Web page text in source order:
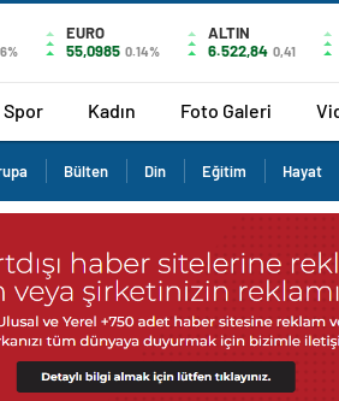
EURO
55,0985 0.14%
ALTIN
6.522,84 0,41
Spor Kadın Foto Galeri
Bülten Din Eğitim Hayat